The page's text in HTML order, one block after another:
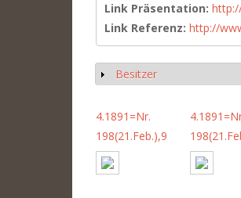
Link Präsentation:
Link Referenz: http://
Show
Besitzer
4.1891=Nr.
198(21.Feb.),9